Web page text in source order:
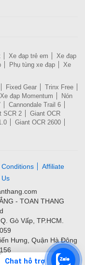
Chat hỗ trợ
Xe đạp trẻ em
Xe đạp
Phụ tùng xe đạp
Xe
Fixed Gear
Trinx Free
Xe đạp Momentum
Nón
Cannondale Trail 6
SCR 2
Giant OCR
Giant OCR 2600
Affiliate
- TOAN THANG
Gò Vấp, TP.HCM.
Hưng, Quận Hà Đông
Quận Sơn Trà - Tel: